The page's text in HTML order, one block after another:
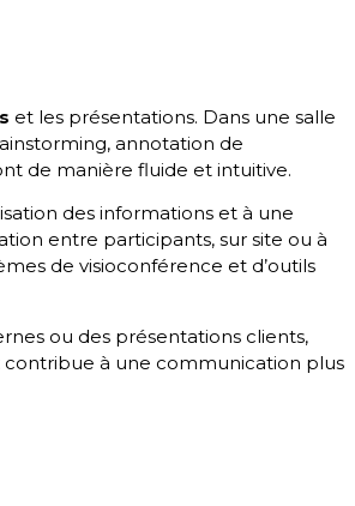
et les présentations. Dans une salle
annotation de
de manière fluide et intuitive.
des informations et à une
entre participants, sur site ou à
de visioconférence et d’outils
ou des présentations clients,
contribue à une communication plus